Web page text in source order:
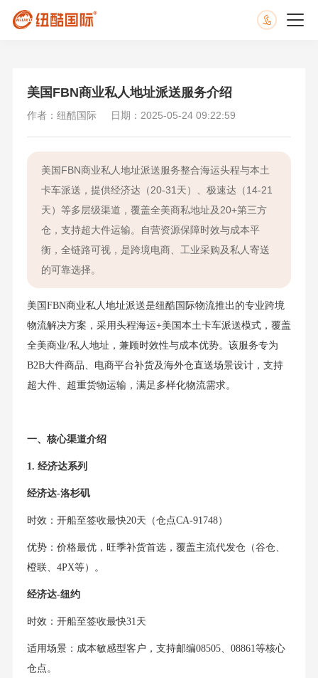
美国FBN商业私人地址派送服务介绍
作者：纽酷国际 日期：2025-05-24 09:22:59
美国FBN商业私人地址派送服务整合海运头程与本土
卡车派送，提供经济达（20-31天）、极速达（14-21
天）等多层级渠道，覆盖全美商私地址及20+第三方
仓，支持超大件运输。自营资源保障时效与成本平
衡，全链路可视，是跨境电商、工业采购及私人寄送
的可靠选择。
美国FBN商业私人地址派送是纽酷国际物流推出的专业跨境
物流解决方案，采用头程海运+美国本土卡车派送模式，覆盖
全美商业/私人地址，兼顾时效性与成本优势。该服务专为
B2B大件商品、电商平台补货及海外仓直送场景设计，支持
超大件、超重货物运输，满足多样化物流需求。
一、核心渠道介绍
1. 经济达系列
经济达-洛杉矶
时效：开船至签收最快20天（仓点CA-91748）
优势：价格最优，旺季补货首选，覆盖主流代发仓（谷仓、
橙联、4PX等）。
经济达-纽约
时效：开船至签收最快31天
适用场景：成本敏感型客户，支持邮编08505、08861等核心
仓点。